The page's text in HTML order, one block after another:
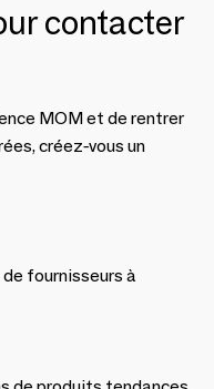
contacter
MOM et de rentrer
créez-vous un
fournisseurs à